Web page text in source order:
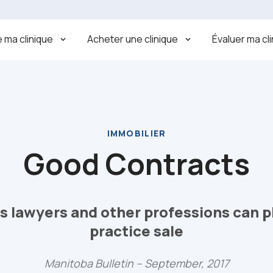
ma clinique Acheter une clinique Évaluer ma
IMMOBILIER
Good Contracts
lawyers and other professions can
practice sale
Manitoba Bulletin – September, 2017